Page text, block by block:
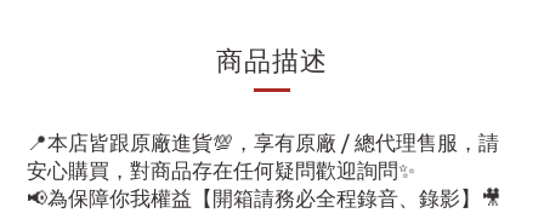
商品描述
📍本店皆跟原廠進貨💯，享有原廠 / 總代理售服，請
安心購買，對商品存在任何疑問歡迎詢問✨
📢為保障你我權益【開箱請務必全程錄音、錄影】🎥